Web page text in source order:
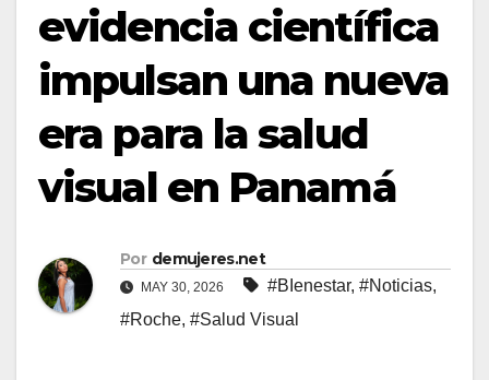
evidencia científica
impulsan una nueva
era para la salud
visual en Panamá
Por demujeres.net
MAY 30, 2026 #BIenestar, #Noticias,
#Roche, #Salud Visual